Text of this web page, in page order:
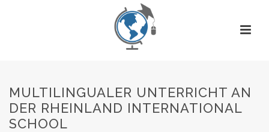
MULTILINGUALER UNTERRICHT AN
DER RHEINLAND INTERNATIONAL
SCHOOL